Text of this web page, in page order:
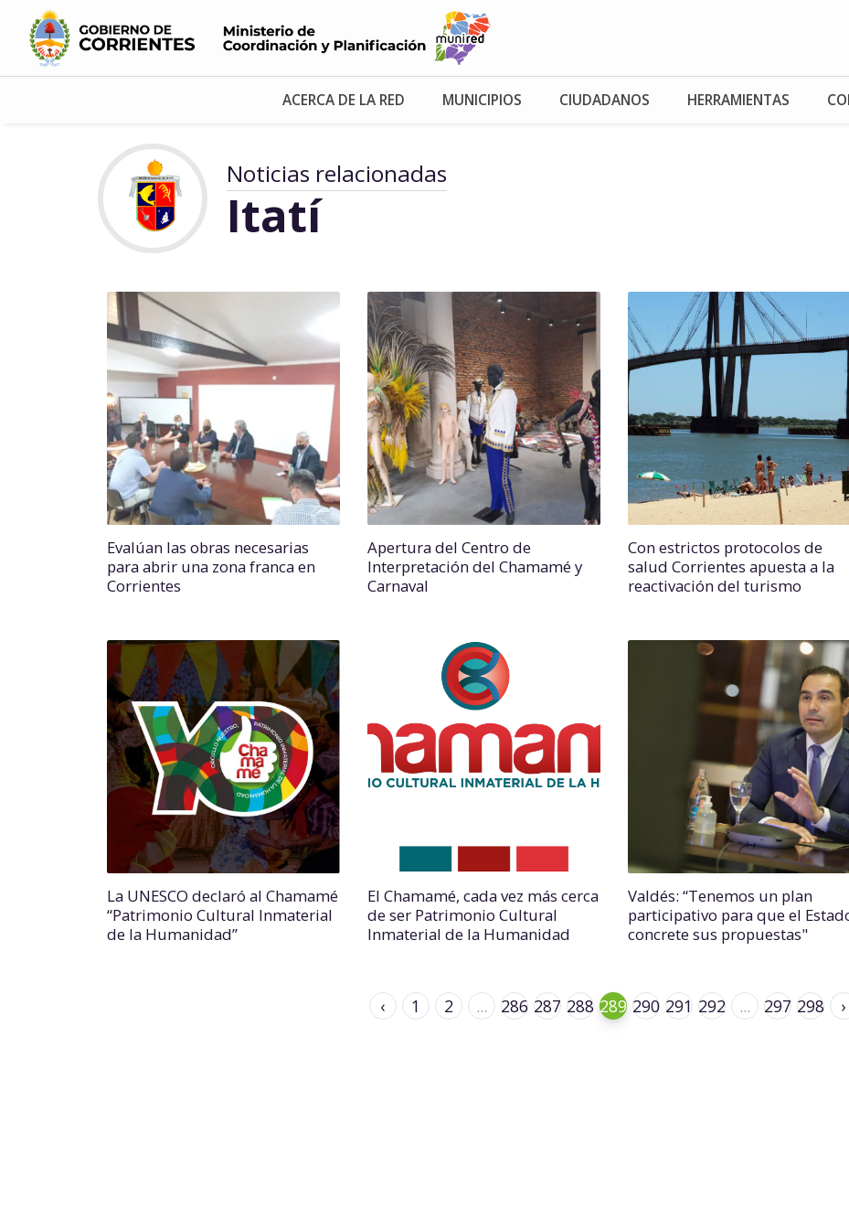
ACERCA DE LA RED MUNICIPIOS CIUDADANOS HERRAMIENTAS
Noticias relacionadas
Itatí
Evalúan las obras necesarias
para abrir una zona franca en
Corrientes
Apertura del Centro de
Interpretación del Chamamé y
Carnaval
Con estrictos protocolos de
salud Corrientes apuesta a la
reactivación del turismo
La UNESCO declaró al Chamamé
“Patrimonio Cultural Inmaterial
de la Humanidad”
El Chamamé, cada vez más cerca
de ser Patrimonio Cultural
Inmaterial de la Humanidad
Valdés: “Tenemos un plan
participativo para que el
concrete sus propuestas"
‹ 1 2 ... 286 287 288 289 290 291 292 ... 297 298 ›